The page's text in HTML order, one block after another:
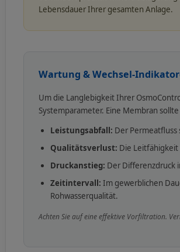
Lebensdauer Ihrer gesamten Anlage.
Wartung & Wechsel-
Um die Langlebigkeit Ihrer
Systemparameter. Eine Membran
Leistungsabfall: Der Permeatfluss
Qualitätsverlust: Die Leitfähigkeit
Druckanstieg: Der Differenzdruck
Zeitintervall: Im gewerblichen
Rohwasserqualität.
Achten Sie auf eine effektive Vorfiltration.